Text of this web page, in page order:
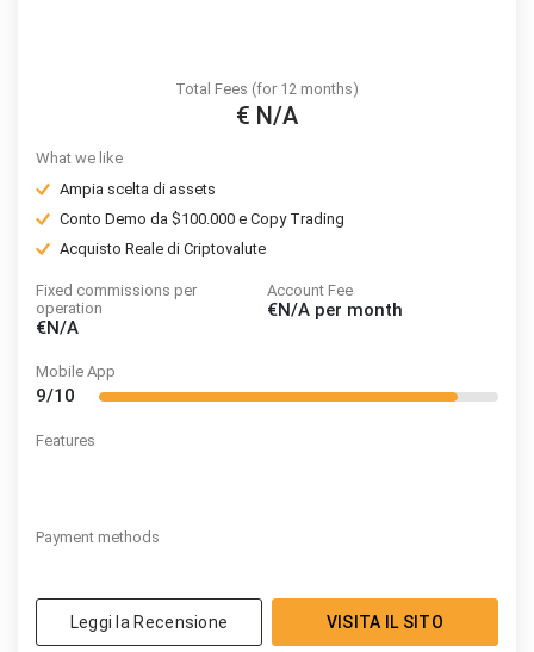
Total Fees (for 12 months)
€ N/A
What we like
Ampia scelta di assets
Conto Demo da $100.000 e Copy Trading
Acquisto Reale di Criptovalute
Fixed commissions per
operation
€N/A
Account Fee
€N/A per month
Mobile App
9/10
Features
Payment methods
Leggi la Recensione VISITA IL SITO